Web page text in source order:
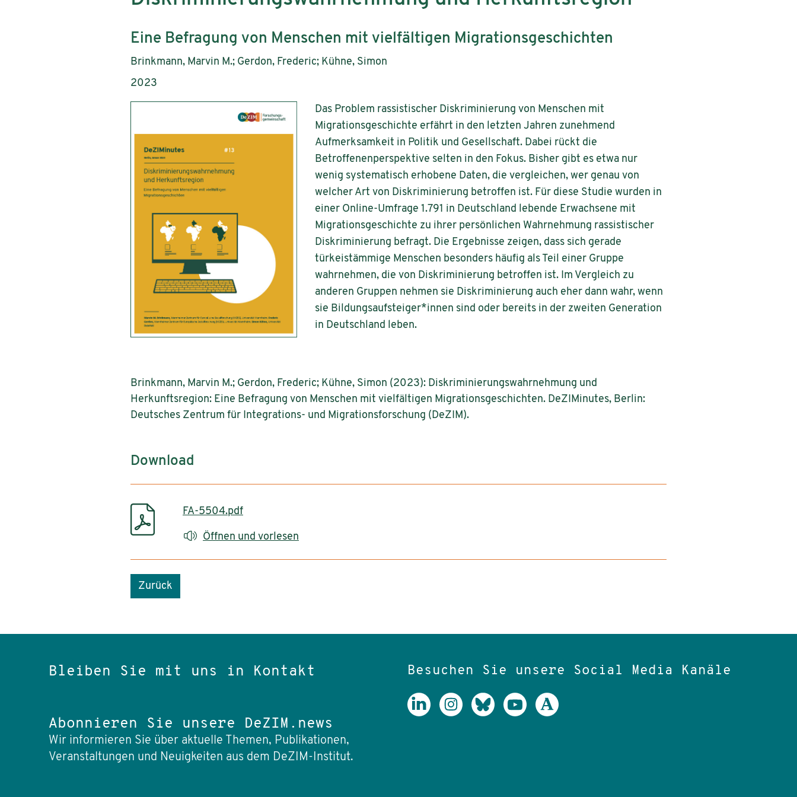
Untertitel:
Eine Befragung von Menschen mit vielfältigen Migrationsgeschichten
AutorInnen:
Brinkmann, Marvin M.; Gerdon, Frederic; Kühne, Simon
Publikationsjahr:
2023
Das Problem rassistischer Diskriminierung von Menschen mit
Migrationsgeschichte erfährt in den letzten Jahren zunehmend
Aufmerksamkeit in Politik und Gesellschaft. Dabei rückt die
Betroffenenperspektive selten in den Fokus. Bisher gibt es etwa nur
wenig systematisch erhobene Daten, die vergleichen, wer genau von
welcher Art von Diskriminierung betroffen ist. Für diese Studie wurden in
einer Online-Umfrage 1.791 in Deutschland lebende Erwachsene mit
Migrationsgeschichte zu ihrer persönlichen Wahrnehmung rassistischer
Diskriminierung befragt. Die Ergebnisse zeigen, dass sich gerade
türkeistämmige Menschen besonders häufig als Teil einer Gruppe
wahrnehmen, die von Diskriminierung betroffen ist. Im Vergleich zu
anderen Gruppen nehmen sie Diskriminierung auch eher dann wahr, wenn
sie Bildungsaufsteiger*innen sind oder bereits in der zweiten Generation
in Deutschland leben.
Brinkmann, Marvin M.; Gerdon, Frederic; Kühne, Simon (2023): Diskriminierungswahrnehmung und
Herkunftsregion: Eine Befragung von Menschen mit vielfältigen Migrationsgeschichten. DeZIMinutes, Berlin:
Deutsches Zentrum für Integrations- und Migrationsforschung (DeZIM).
Download
FA-5504.pdf
Öffnen und vorlesen
Zurück
Bleiben Sie mit uns in Kontakt
Abonnieren Sie unsere DeZIM.news
Wir informieren Sie über aktuelle Themen, Publikationen,
Veranstaltungen und Neuigkeiten aus dem DeZIM-Institut.
Besuchen Sie unsere Social Media Kanäle